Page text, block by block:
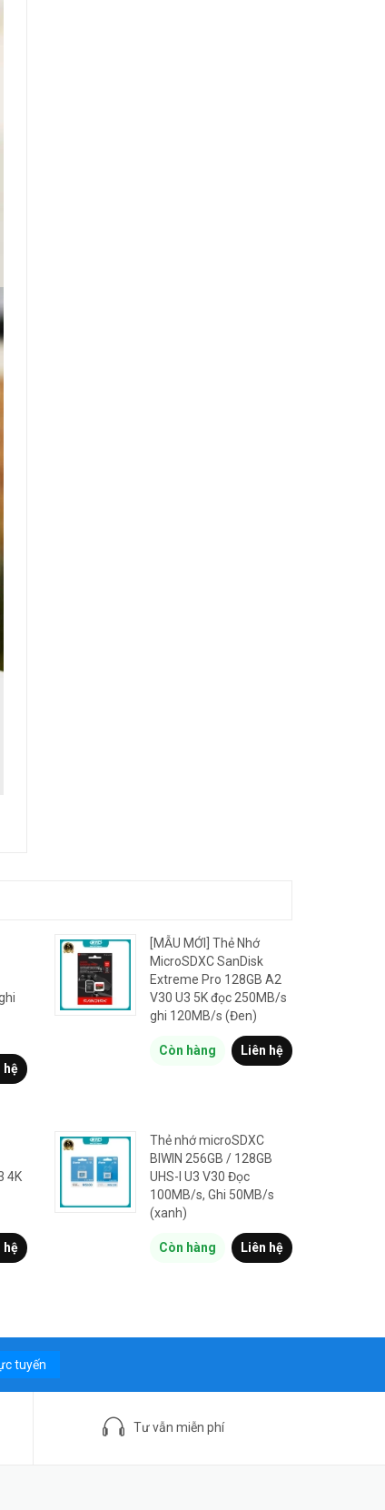
hệ
[MẪU MỚI] Thẻ Nhớ
MicroSDXC SanDisk
Extreme Pro 128GB A2
V30 U3 5K đọc 250MB/s
ghi 120MB/s (Đen)
Còn hàng Liên hệ
4K
hệ
Thẻ nhớ microSDXC
BIWIN 256GB / 128GB
UHS-I U3 V30 Đọc
100MB/s, Ghi 50MB/s
(xanh)
Còn hàng Liên hệ
tuyến
Tư vẫn miễn phí